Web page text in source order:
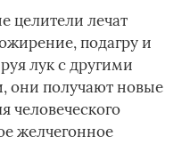
целители лечат
подагру и
лук с другими
они получают новые
человеческого
желчегонное